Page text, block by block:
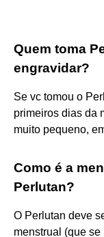
Quem toma
engravidar?
Se vc tomou o
primeiros dias da
muito pequeno,
Como é a
Perlutan?
O Perlutan deve
menstrual (que